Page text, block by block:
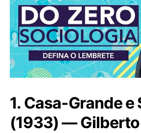
1. Casa-Grande e
(1933) —